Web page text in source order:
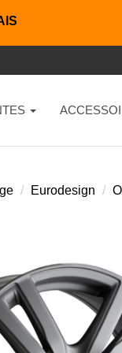
Eurodesign